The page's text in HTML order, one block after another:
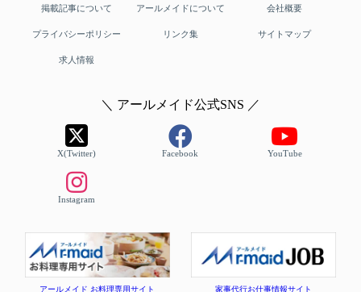
掲載記事について アールメイドについて 会社概要
プライバシーポリシー リンク集 サイトマップ
求人情報
＼ アールメイド公式SNS ／
X(Twitter) Facebook YouTube
Instagram
アールメイド お料理専用サイト 家事代行お仕事情報サイト